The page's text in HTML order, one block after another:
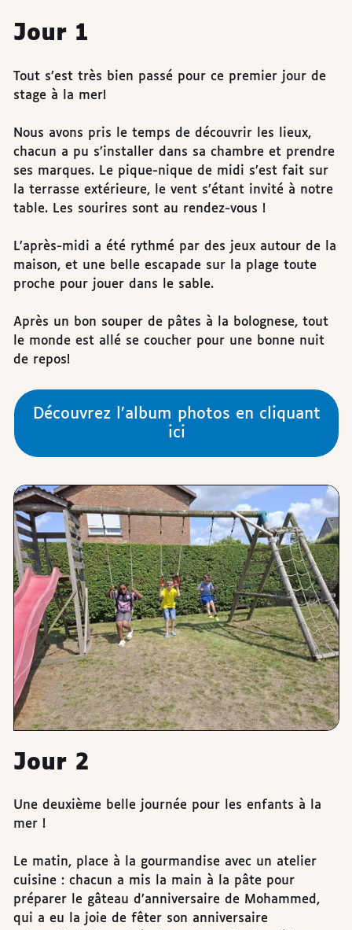
Jour 1
Tout s’est très bien passé pour ce premier jour de
stage à la mer!
Nous avons pris le temps de découvrir les lieux,
chacun a pu s’installer dans sa chambre et prendre
ses marques. Le pique-nique de midi s’est fait sur
la terrasse extérieure, le vent s’étant invité à notre
table. Les sourires sont au rendez-vous !
L’après-midi a été rythmé par des jeux autour de la
maison, et une belle escapade sur la plage toute
proche pour jouer dans le sable.
Après un bon souper de pâtes à la bolognese, tout
le monde est allé se coucher pour une bonne nuit
de repos!
Découvrez l’album photos en cliquant
ici
Jour 2
Une deuxième belle journée pour les enfants à la
mer !
Le matin, place à la gourmandise avec un atelier
cuisine : chacun a mis la main à la pâte pour
préparer le gâteau d’anniversaire de Mohammed,
qui a eu la joie de fêter son anniversaire